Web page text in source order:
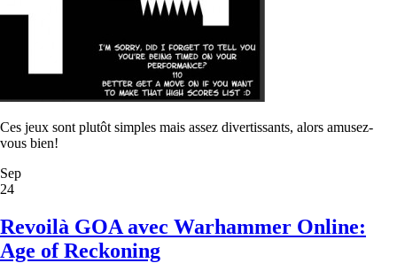
Ces jeux sont plutôt simples mais assez divertissants, alors amusez-
vous bien!
Sep
24
Revoilà GOA avec Warhammer Online:
Age of Reckoning